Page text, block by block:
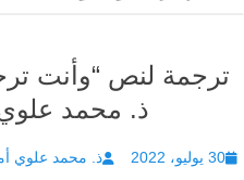
ترجمة لنص “وأنت
ذ. محمد
Posted
30 يوليو، 2022 Author
ذ. محمد علوي